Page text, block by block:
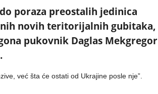
poraza preostalih jedinica
novih teritorijalnih gubitaka,
pukovnik Daglas Mekgregor
već šta će ostati od Ukrajine posle nje”.